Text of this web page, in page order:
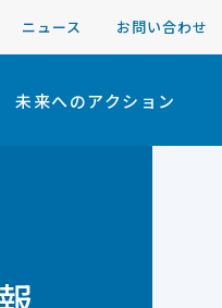
ニュース お問い合わせ
未来へのアクション